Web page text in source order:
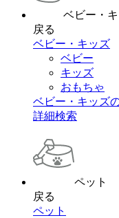
ベビー・
戻る
ベビー・キッズ
ベビー
キッズ
おもちゃ
ベビー・キッズ
詳細検索
ペット
戻る
ペット